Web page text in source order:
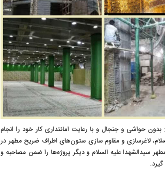
حواشی و جنجال و با رعایت امانتداری کار خود را انجام
لاغرسازی و مقاوم سازی ستون‌های اطراف ضریح مطهر در
سیدالشهدا علیه السلام و دیگر پروژه‌ها را ضمن مصاحبه و